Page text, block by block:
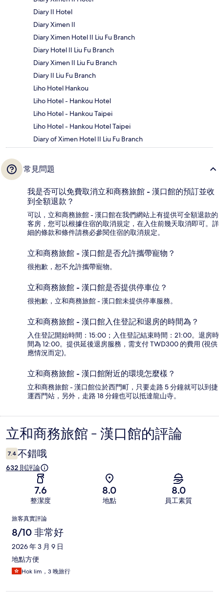
Diary II Hotel
Diary Ximen II
Diary Ximen Hotel II Liu Fu Branch
Diary Hotel II Liu Fu Branch
Diary Ximen II Liu Fu Branch
Diary II Liu Fu Branch
Liho Hotel Hankou
Liho Hotel - Hankou Hotel
Liho Hotel - Hankou Taipei
Liho Hotel - Hankou Hotel Taipei
Diary of Ximen Hotel II Liu Fu Branch
常見問題
我是否可以免費取消立和商務旅館 - 漢口館的預訂並收
到全額退款？
可以，立和商務旅館 - 漢口館在我們網站上有提供可全額退款的
客房，您可以根據住宿的取消規定，在入住前幾天取消即可。詳
細的條款和條件請務必參閱住宿的取消規定。
立和商務旅館 - 漢口館是否允許攜帶寵物？
很抱歉，恕不允許攜帶寵物。
立和商務旅館 - 漢口館是否提供停車位？
很抱歉，立和商務旅館 - 漢口館未提供停車服務。
立和商務旅館 - 漢口館入住登記和退房的時間為？
入住登記開始時間：15:00；入住登記結束時間：21:00。退房時
間為 12:00。提供延後退房服務，需支付 TWD300 的費用 (視供
應情況而定)。
立和商務旅館 - 漢口館附近的環境怎麼樣？
立和商務旅館 - 漢口館位於西門町，只要走路 5 分鐘就可以到捷
運西門站，另外，走路 18 分鐘也可以抵達龍山寺。
評
論
立和商務旅館 - 漢口館的評論
7.4 不錯哦
632 則評論
7.6
整潔度
8.0
地點
8.0
員工素質
評
論
旅客真實評論
8/10 非常好
2026 年 3 月 9 日
地點方便
Hok lim，3 晚旅行